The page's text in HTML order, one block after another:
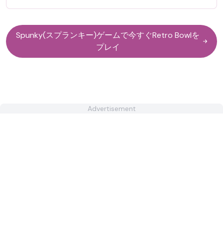
Spunky(スプランキー)ゲームで今すぐRetro Bowlを
プレイ
Advertisement